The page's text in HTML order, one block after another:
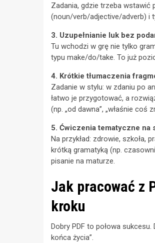
Zadania, gdzie trzeba wstawić
(noun/verb/adjective/adverb) i
3. Uzupełnianie luk bez
Tu wchodzi w grę nie tylko
typu make/do/take. To już
4. Krótkie tłumaczenia
Zadanie w stylu: w zdaniu po
łatwo je przygotować, a
(np. „od dawna”, „właśnie coś
5. Ćwiczenia tematyczne na
Na przykład: zdrowie, szkoła,
krótką gramatyką (np.
pisanie na maturze.
Jak pracować z
kroku
Dobry PDF to połowa
końca życia”.